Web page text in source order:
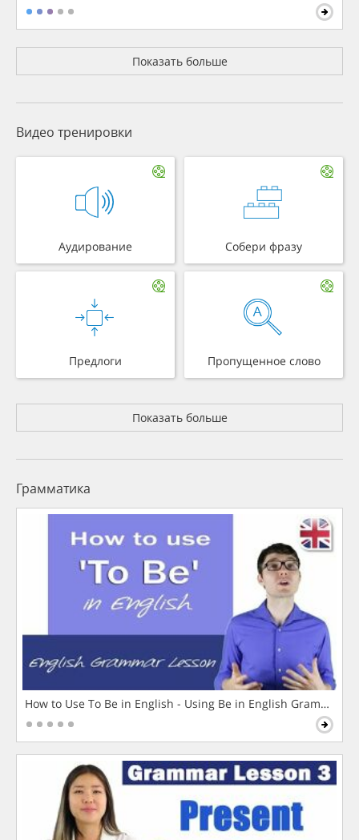
Показать больше
Видео тренировки
Аудирование Собери фразу
Предлоги Пропущенное слово
Показать больше
Грамматика
How to Use To Be in English - Using Be in English Grammar